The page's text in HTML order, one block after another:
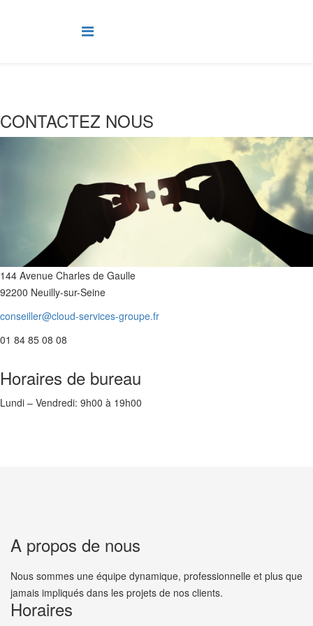
CONTACTEZ NOUS
144 Avenue Charles de Gaulle
92200 Neuilly-sur-Seine
conseiller@cloud-services-groupe.fr
01 84 85 08 08
Horaires de bureau
Lundi – Vendredi: 9h00 à 19h00
A propos de nous
Nous sommes une équipe dynamique, professionnelle et plus que
jamais impliqués dans les projets de nos clients.
Horaires